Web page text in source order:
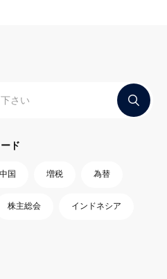
ド
中国 増税 為替
株主総会 インドネシア